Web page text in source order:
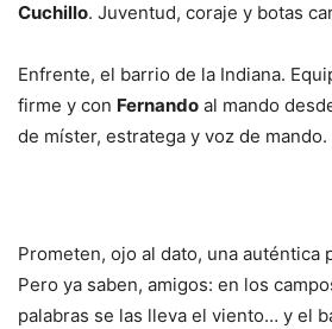
Cuchillo. Juventud, coraje y botas
Enfrente, el barrio de la Indiana.
firme y con Fernando al mando
de míster, estratega y voz de mando.
Prometen, ojo al dato, una auténtica
Pero ya saben, amigos: en los
palabras se las lleva el viento… y el